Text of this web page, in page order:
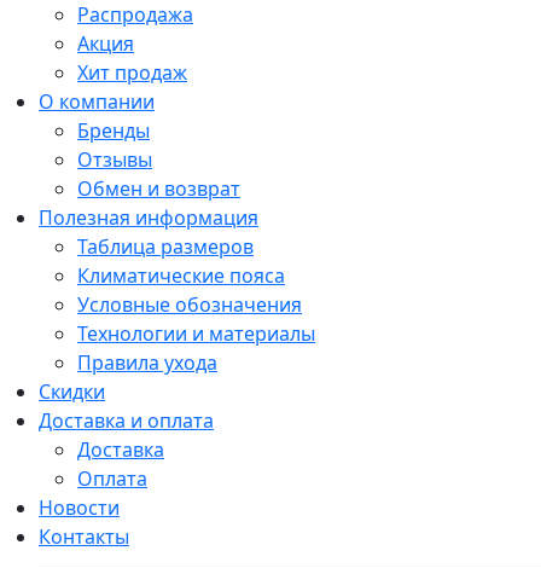
Распродажа
Акция
Хит продаж
О компании
Бренды
Отзывы
Обмен и возврат
Полезная информация
Таблица размеров
Климатические пояса
Условные обозначения
Технологии и материалы
Правила ухода
Скидки
Доставка и оплата
Доставка
Оплата
Новости
Контакты